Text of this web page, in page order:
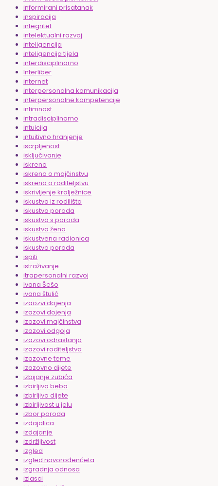
informirani prisatanak
inspiracija
integritet
intelektualni razvoj
inteligencija
inteligencija tijela
interdisciplinarno
Interliber
internet
interpersonalna komunikacija
interpersonalne kompetencije
intimnost
intradisciplinarno
intuicija
intuitivno hranjenje
iscrpljenost
isključivanje
iskreno
iskreno o majčinstvu
iskreno o roditeljstvu
iskrivljenje kralježnice
iskustva iz rodilišta
iskustva poroda
iskustva s poroda
iskustva žena
iskustvena radionica
iskustvo poroda
ispiti
istraživanje
itrapersonalni razvoj
Ivana Šešo
ivana štulić
izaozvi dojenja
izazovi dojenja
izazovi majčinstva
izazovi odgoja
izazovi odrastanja
izazovi roditeljstva
izazovne teme
izazovno dijete
izbijanje zubića
izbirljiva beba
izbirljivo dijete
izbirljivost u jelu
izbor poroda
izdajalica
izdajanje
izdržljivost
izgled
izgled novorođenčeta
izgradnja odnosa
izlasci